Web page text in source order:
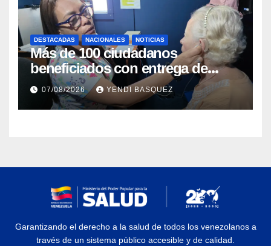
DESTACADAS NACIONALES NOTICIAS
Más de 100 ciudadanos
beneficiados con entrega de
prótesis auditivas en el Centro de
Rehabilitación J.J. Arvelo
07/08/2026 YENDI BASQUEZ
Garantizando el derecho a la salud de todos los venezolanos a
través de un sistema público accesible y de calidad.